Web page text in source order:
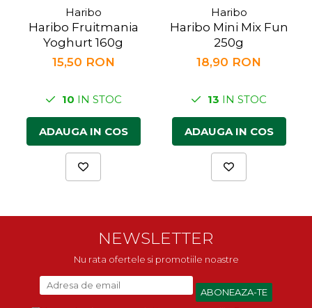
Haribo
Haribo Fruitmania
Yoghurt 160g
15,50 RON
10 IN STOC
ADAUGA IN COS
Haribo
Haribo Mini Mix Fun
250g
18,90 RON
13 IN STOC
ADAUGA IN COS
NEWSLETTER
Nu rata ofertele si promotiile noastre